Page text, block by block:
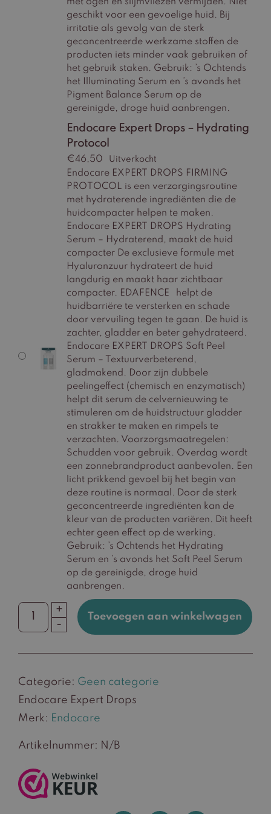
met ogen en slijmvliezen vermijden. Niet
geschikt voor een gevoelige huid. Bij
irritatie als gevolg van de sterk
geconcentreerde werkzame stoffen de
producten iets minder vaak gebruiken of
het gebruik staken. Gebruik: ’s Ochtends
het Illuminating Serum en ’s avonds het
Pigment Balance Serum op de
gereinigde, droge huid aanbrengen.
Endocare Expert Drops – Hydrating
Protocol
€46,50 Uitverkocht
Endocare EXPERT DROPS FIRMING
PROTOCOL is een verzorgingsroutine
met hydraterende ingrediënten die de
huidcompacter helpen te maken.
Endocare EXPERT DROPS Hydrating
Serum – Hydraterend, maakt de huid
compacter De exclusieve formule met
Hyaluronzuur hydrateert de huid
langdurig en maakt haar zichtbaar
compacter. EDAFENCE helpt de
huidbarriëre te versterken en schade
door vervuiling tegen te gaan. De huid is
zachter, gladder en beter gehydrateerd.
Endocare EXPERT DROPS Soft Peel
Serum – Textuurverbeterend,
gladmakend. Door zijn dubbele
peelingeffect (chemisch en enzymatisch)
helpt dit serum de celvernieuwing te
stimuleren om de huidstructuur gladder
en strakker te maken en rimpels te
verzachten. Voorzorgsmaatregelen:
Schudden voor gebruik. Overdag wordt
een zonnebrandproduct aanbevolen. Een
licht prikkend gevoel bij het begin van
deze routine is normaal. Door de sterk
geconcentreerde ingrediënten kan de
kleur van de producten variëren. Dit heeft
echter geen effect op de werking.
Gebruik: ’s Ochtends het Hydrating
Serum en ’s avonds het Soft Peel Serum
op de gereinigde, droge huid
aanbrengen.
Endocare
Drops
+
-
Toevoegen aan winkelwagen
Artikelnummer: N/B
Categorie: Geen categorie
Endocare Expert Drops
Merk: Endocare